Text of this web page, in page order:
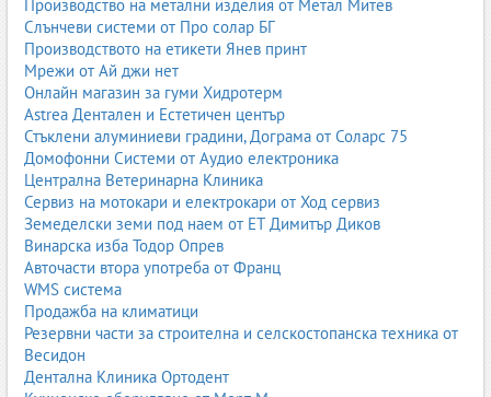
Производство на метални изделия от Метал Митев
Слънчеви системи от Про солар БГ
Производството на етикети Янев принт
Мрежи от Ай джи нет
Онлайн магазин за гуми Хидротерм
Astrea Дентален и Естетичен център
Стъклени алуминиеви градини, Дограма от Соларс 75
Домофонни Системи от Аудио електроника
Централна Ветеринарна Клиника
Сервиз на мотокари и електрокари от Ход сервиз
Земеделски земи под наем от ЕТ Димитър Диков
Винарска изба Тодор Опрев
Авточасти втора употреба от Франц
WMS система
Продажба на климатици
Резервни части за строителна и селскостопанска техника от
Весидон
Дентална Клиника Ортодент